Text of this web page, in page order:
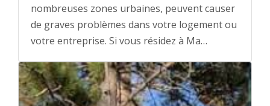
nombreuses zones urbaines, peuvent causer
de graves problèmes dans votre logement ou
votre entreprise. Si vous résidez à Ma…